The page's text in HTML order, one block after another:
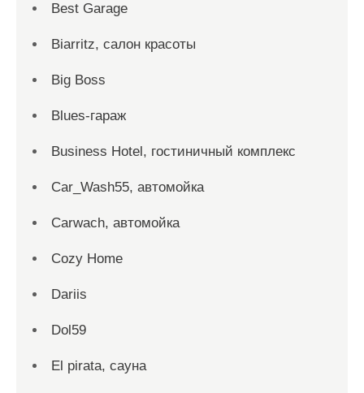
Best Garage
Biarritz, салон красоты
Big Boss
Blues-гараж
Business Hotel, гостиничный комплекс
Car_Wash55, автомойка
Carwach, автомойка
Cozy Home
Dariis
Dol59
El pirata, сауна